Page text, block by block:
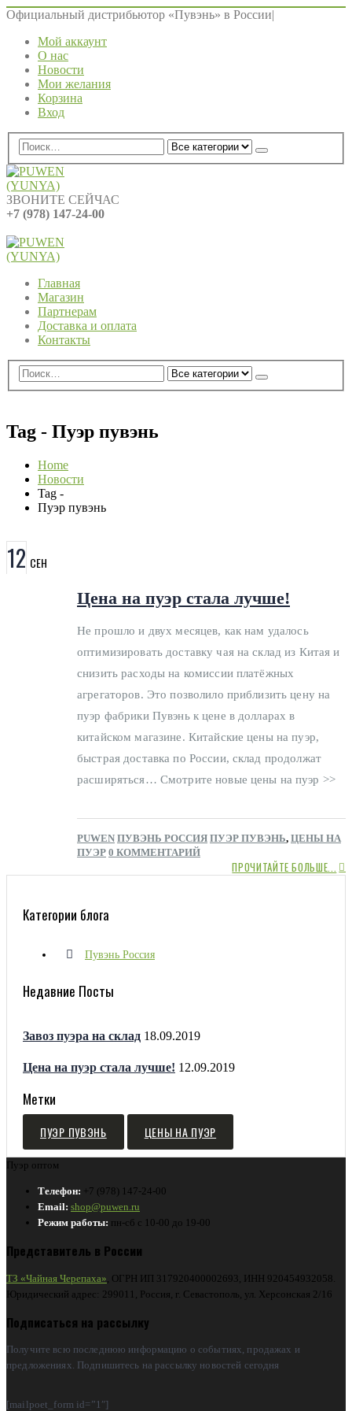
Официальный дистрибьютор «Пувэнь» в России|
Мой аккаунт
О нас
Новости
Мои желания
Корзина
Вход
ЗВОНИТЕ СЕЙЧАС
+7 (978) 147-24-00
Главная
Магазин
Партнерам
Доставка и оплата
Контакты
Tag - Пуэр пувэнь
Home
Новости
Tag -
Пуэр пувэнь
12 СЕН
Цена на пуэр стала лучше!
Не прошло и двух месяцев, как нам удалось
оптимизировать доставку чая на склад из Китая и
снизить расходы на комиссии платёжных
агрегаторов. Это позволило приблизить цену на
пуэр фабрики Пувэнь к цене в долларах в
китайском магазине. Китайские цены на пуэр,
быстрая доставка по России, склад продолжат
расширяться… Смотрите новые цены на пуэр >>
PUWEN ПУВЭНЬ РОССИЯ ПУЭР ПУВЭНЬ, ЦЕНЫ НА
ПУЭР 0 КОММЕНТАРИЙ
ПРОЧИТАЙТЕ БОЛЬШЕ...
Категории блога
Пувэнь Россия
Недавние Посты
Завоз пуэра на склад 18.09.2019
Цена на пуэр стала лучше! 12.09.2019
Метки
ПУЭР ПУВЭНЬ ЦЕНЫ НА ПУЭР
Пуэр оптом
Телефон: +7 (978) 147-24-00
Email: shop@puwen.ru
Режим работы: пн-сб с 10-00 до 19-00
Представитель в России
ТЗ «Чайная Черепаха» , ОГРН ИП 317920400002693, ИНН 920454932058.
Юридический адрес: 299011, Россия, г. Севастополь, ул. Херсонская 2/16
Подписаться на рассылку
Получите всю последнюю информацию о событиях, продажах и
предложениях. Подпишитесь на рассылку новостей сегодня
[mailpoet_form id=”1″]